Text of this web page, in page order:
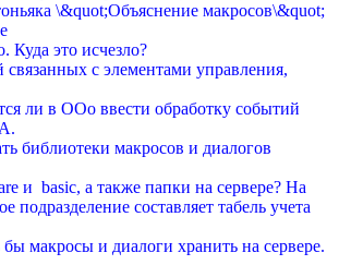
\&quot;Объяснение макросов\&quot;
Куда это исчезло?
с элементами управления,
ли в ООо ввести обработку событий
библиотеки макросов и диалогов
и basic, а также папки на сервере? На
подразделение составляет табель учета
макросы и диалоги хранить на сервере.